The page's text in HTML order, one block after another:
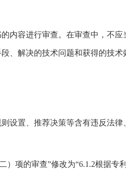
内容进行审查。在审查中，不
、解决的技术问题和获得的技术
设置、推荐决策等含有违反法律
）项的审查”修改为“6.1.2根据专